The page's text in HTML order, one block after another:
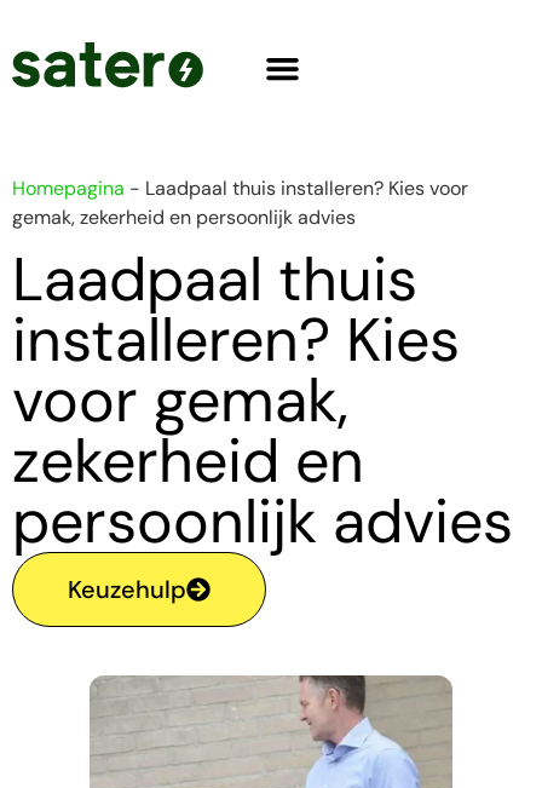
Homepagina - Laadpaal thuis installeren? Kies voor
gemak, zekerheid en persoonlijk advies
Laadpaal thuis
installeren? Kies
voor gemak,
zekerheid en
persoonlijk advies
Keuzehulp